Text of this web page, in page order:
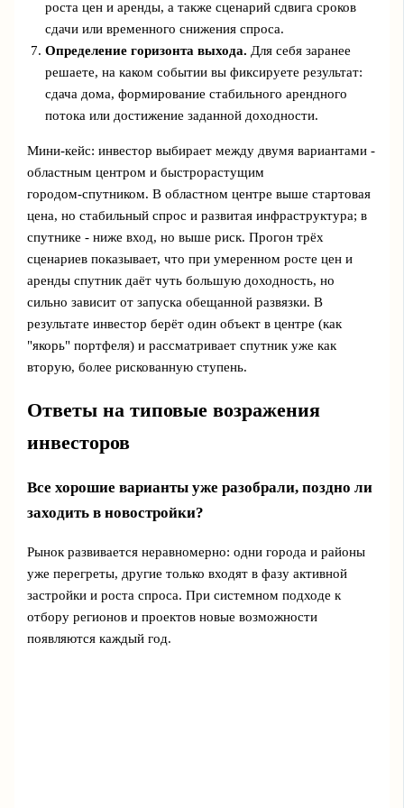
роста цен и аренды, а также сценарий сдвига сроков
сдачи или временного снижения спроса.
Определение горизонта выхода. Для себя заранее
решаете, на каком событии вы фиксируете результат:
сдача дома, формирование стабильного арендного
потока или достижение заданной доходности.
Мини‑кейс: инвестор выбирает между двумя вариантами -
областным центром и быстрорастущим
городом‑спутником. В областном центре выше стартовая
цена, но стабильный спрос и развитая инфраструктура; в
спутнике - ниже вход, но выше риск. Прогон трёх
сценариев показывает, что при умеренном росте цен и
аренды спутник даёт чуть большую доходность, но
сильно зависит от запуска обещанной развязки. В
результате инвестор берёт один объект в центре (как
"якорь" портфеля) и рассматривает спутник уже как
вторую, более рискованную ступень.
Ответы на типовые возражения
инвесторов
Все хорошие варианты уже разобрали, поздно ли
заходить в новостройки?
Рынок развивается неравномерно: одни города и районы
уже перегреты, другие только входят в фазу активной
застройки и роста спроса. При системном подходе к
отбору регионов и проектов новые возможности
появляются каждый год.